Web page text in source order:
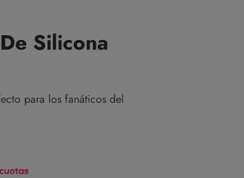
Silicona
para los fanáticos del